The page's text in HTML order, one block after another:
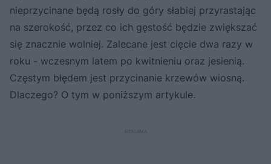
nieprzycinane będą rosły do góry słabiej przyrastając
na szerokość, przez co ich gęstość będzie zwiększać
się znacznie wolniej. Zalecane jest cięcie dwa razy w
roku - wczesnym latem po kwitnieniu oraz jesienią.
Częstym błędem jest przycinanie krzewów wiosną.
Dlaczego? O tym w poniższym artykule.